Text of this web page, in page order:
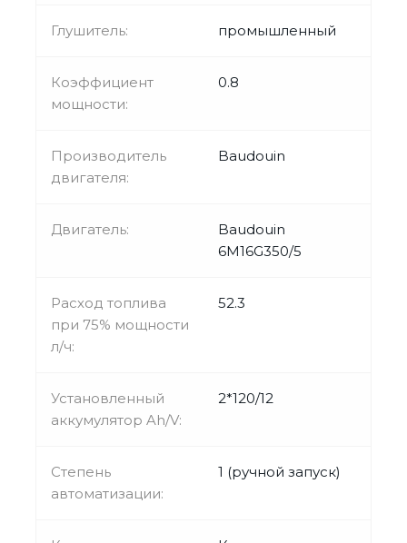
Глушитель: промышленный
Коэффициент
мощности:
0.8
Производитель
двигателя:
Baudouin
Двигатель:
Baudouin
6M16G350/5
Расход топлива
при 75% мощности
л/ч:
52.3
Установленный
аккумулятор Ah/V:
2*120/12
Степень
автоматизации:
1 (ручной запуск)